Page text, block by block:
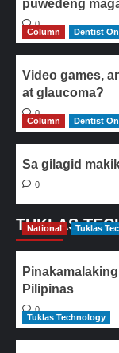
puwedeng
0
Column
Dentist
Video games,
at glaucoma?
0
Column
Dentist
Sa gilagid
0
TUKLAS
National Tuklas
Pilipinas
0
Tuklas Technology